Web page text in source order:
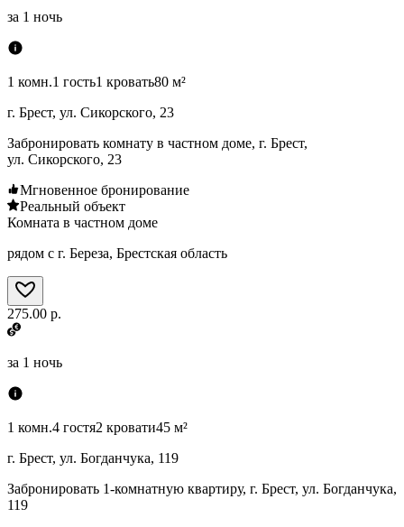
за 1 ночь
1 комн.1 гость1 кровать80 м²
г. Брест, ул. Сикорского, 23
Забронировать комнату в частном доме, г. Брест,
ул. Сикорского, 23
Мгновенное бронирование
Реальный объект
Комната в частном доме
рядом с г. Береза, Брестская область
275.00 р.
за 1 ночь
1 комн.4 гостя2 кровати45 м²
г. Брест, ул. Богданчука, 119
Забронировать 1-комнатную квартиру, г. Брест, ул. Богданчука,
119